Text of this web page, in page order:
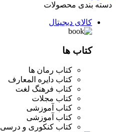
دسته بندی محصولات
کالای دیجیتال
کتاب ها
کتاب رمان ها
کتاب دایره المعارف
کتاب فرهنگ لغت
کتاب مجلات
کتاب آموزشی
کتاب آموزشی
کتاب کنکوری و درسی